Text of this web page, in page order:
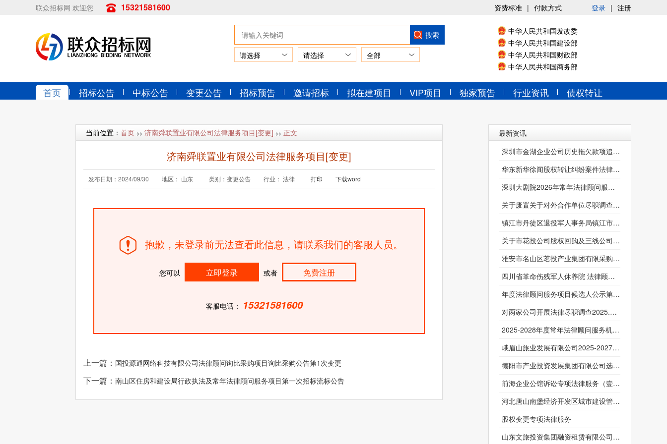
联众招标网 欢迎您 15321581600 资费标准 | 付款方式 登录 | 注册
请选择 请选择
中华人民共和国发改委
中华人民共和国建设部
中华人民共和国财政部
中华人民共和国商务部
首页 招标公告 中标公告 变更公告 招标预告 邀请招标 拟在建项目 VIP项目 独家预告 行业资讯 债权转让
当前位置： 首页 >> 济南舜联置业有限公司法律服务项目[变更] >> 正文
济南舜联置业有限公司法律服务项目[变更]
发布日期：2024/09/30 地区： 山东 类别：变更公告 行业： 法律 打印 下载word
抱歉，未登录前无法查看此信息，请联系我们的客服人员。
您可以 立即登录 或者 免费注册
客服电话： 15321581600
上一篇： 国投源通网络科技有限公司法律顾问询比采购项目询比采购公告第1次变更
下一篇： 南山区住房和建设局行政执法及常年法律顾问服务项目第一次招标流标公告
最新资讯
深圳市金湖企业公司历史拖欠款项追缴专项法律服务（第二次）失败公告
华东新华徐闻股权转让纠纷案件法律服务（第二次）[XHSL-XJD-26-01101]第1次变更公告
深圳大剧院2026年常年法律顾问服务延期公告
关于废置关于对外合作单位尽职调查第三方服务的公告
镇江市丹徒区退役军人事务局镇江市丹徒区法律顾问服务项目终止公告
关于市花投公司股权回购及三线公司涉诉等专项法律服务中标结果公示时间更正的公告
雅安市名山区茗投产业集团有限采购2026年度常年法律顾问 服务单位.
四川省革命伤残军人休养院 法律顾问服务采购项目废标公告
年度法律顾问服务项目候选人公示第1次候选人变更公告
对两家公司开展法律尽职调查2025.09.10
2025-2028年度常年法律顾问服务机构选聘（第二次）变更(补遗)公告/2025-2028年度常年法律顾问服务机构选聘（第2次）
峨眉山旅业发展有限公司2025-2027年法律顾问服务采购项目（两年）更正公告（第1次）
德阳市产业投资发展集团有限公司选聘2025年度常年法律顾问服务变更公告
前海企业公馆诉讼专项法律服务（壹会餐饮+穗加实业）-变更公告
河北唐山南堡经济开发区城市建设管理局2025年01至12月政府采购意向变更
股权变更专项法律服务
山东文旅投资集团融资租赁有限公司 关于聊城万合工业制造项目采购专项法律服务[更正公告]